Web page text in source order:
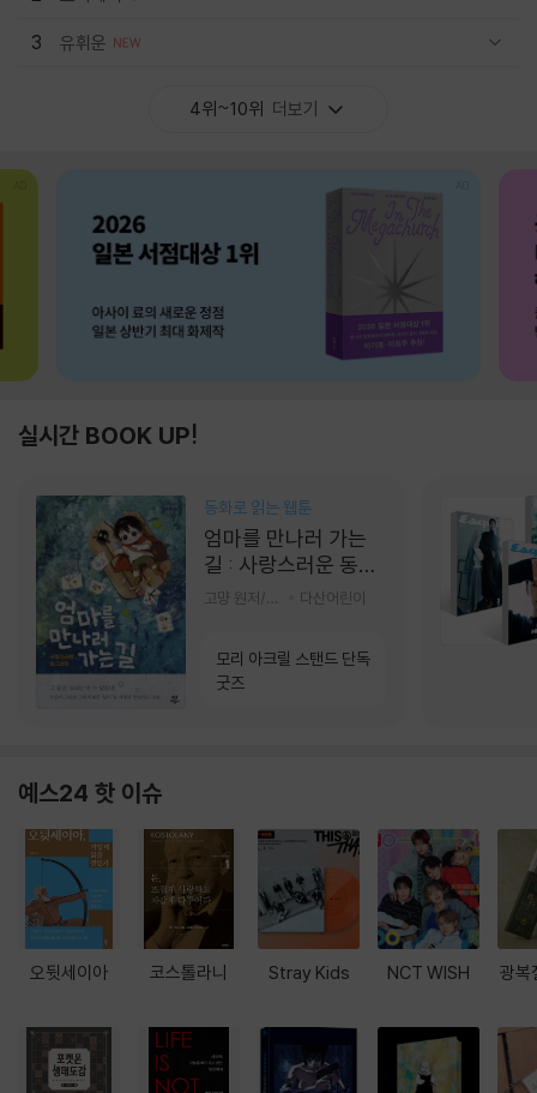
3 유휘운
4위~10위 더보기
실시간 BOOK UP!
동화로 읽는 웹툰
엄마를 만나러 가는
길 : 사랑스러운 동그
라미
다산어린이
모리 아크릴 스탠드 단독
굿즈
예스24 핫 이슈
오뒷세이아 코스톨라니 Stray Kids NCT WISH 광복